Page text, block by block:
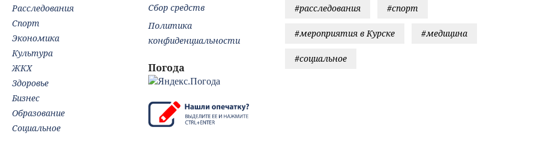
#расследования #спорт
#мероприятия в Курске #медицина
#социальное
Расследования
Спорт
Экономика
Культура
ЖКХ
Здоровье
Бизнес
Образование
Социальное
Сбор средств
Политика
конфиденциальности
Погода